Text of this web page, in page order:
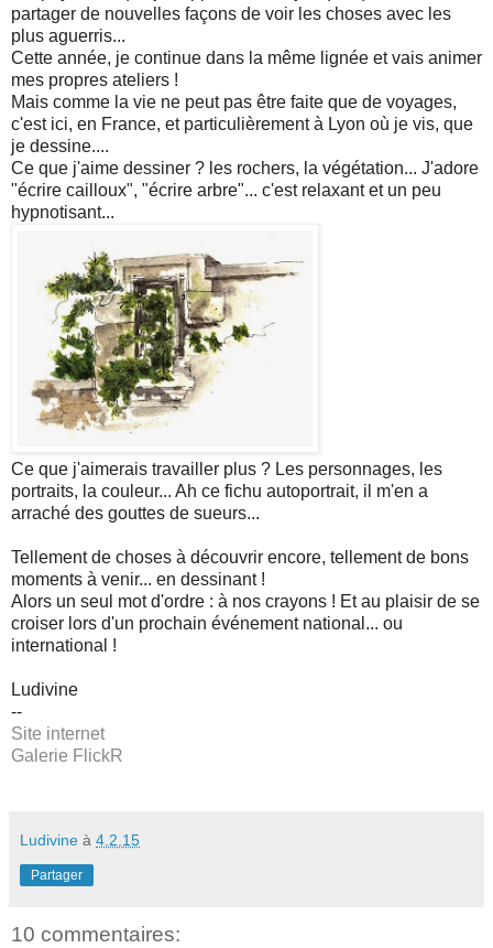
partager de nouvelles façons de voir les choses avec les
plus aguerris...
Cette année, je continue dans la même lignée et vais animer
mes propres ateliers !
Mais comme la vie ne peut pas être faite que de voyages,
c'est ici, en France, et particulièrement à Lyon où je vis, que
je dessine....
Ce que j'aime dessiner ? les rochers, la végétation... J'adore
"écrire cailloux", "écrire arbre"... c'est relaxant et un peu
hypnotisant...
Ce que j'aimerais travailler plus ? Les personnages, les
portraits, la couleur... Ah ce fichu autoportrait, il m'en a
arraché des gouttes de sueurs...
Tellement de choses à découvrir encore, tellement de bons
moments à venir... en dessinant !
Alors un seul mot d'ordre : à nos crayons ! Et au plaisir de se
croiser lors d'un prochain événement national... ou
international !
Ludivine
--
Site internet
Galerie FlickR
Ludivine à 4.2.15
Partager
10 commentaires: